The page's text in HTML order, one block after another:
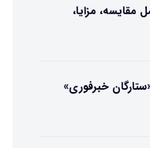
مقایسه، مزایا،
خبرفوری»